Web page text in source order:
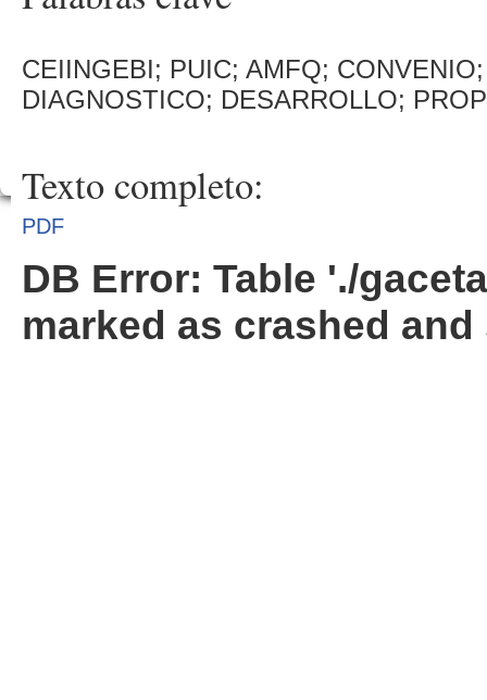
CEIINGEBI; PUIC; AMFQ;
DIAGNOSTICO; DESARROLLO;
Texto completo:
PDF
DB Error: Table './
marked as crashed